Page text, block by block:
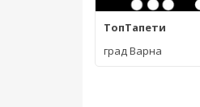
ТопТапети
град Варна